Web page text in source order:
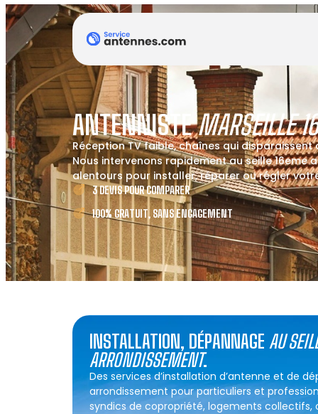
ANTENNISTEMARSEILLE
Réception TV faible, chaînes qui disparaissent
Nous intervenons rapidement au seille 16eme
alentours pour installer, réparer ou régler
3 DEVIS POUR COMPARER
100% GRATUIT, SANS ENGAGEMENT
INSTALLATION, DÉPANNAGE AU
ARRONDISSEMENT.
Des services d’installation d’antenne et de
arrondissement pour particuliers et
syndics de copropriété, logements collectifs,